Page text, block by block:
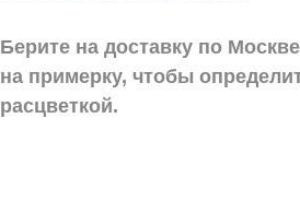
Берите на доставку по
на примерку, чтобы
расцветкой.